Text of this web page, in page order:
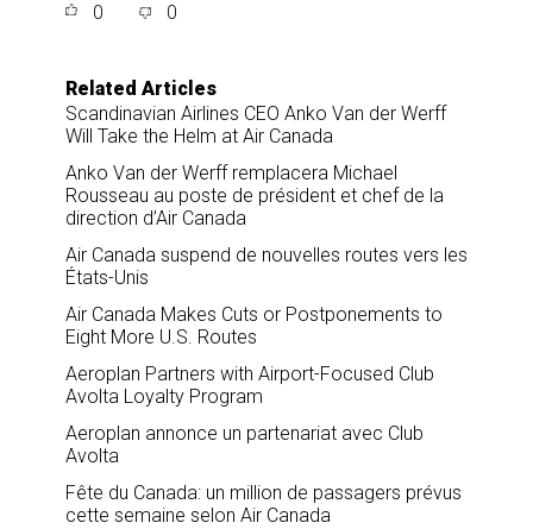
e
o
k
0 0
Related Articles
Scandinavian Airlines CEO Anko Van der Werff
Will Take the Helm at Air Canada
Anko Van der Werff remplacera Michael
Rousseau au poste de président et chef de la
direction d’Air Canada
Air Canada suspend de nouvelles routes vers les
États-Unis
Air Canada Makes Cuts or Postponements to
Eight More U.S. Routes
Aeroplan Partners with Airport-Focused Club
Avolta Loyalty Program
Aeroplan annonce un partenariat avec Club
Avolta
Fête du Canada: un million de passagers prévus
cette semaine selon Air Canada